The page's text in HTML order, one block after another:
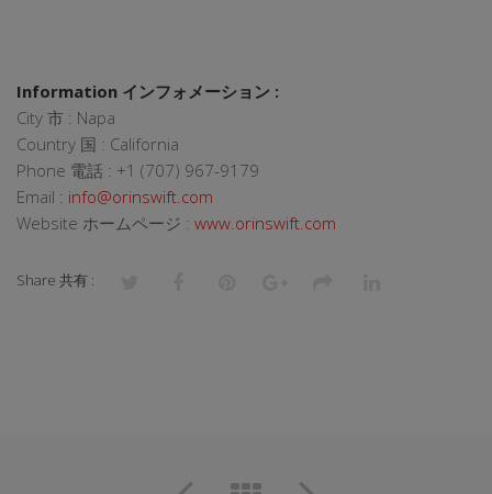
Information インフォメーション :
City 市 : Napa
Country 国 : California
Phone 電話 : +1 (707) 967-9179
Email : info@orinswift.com
Website ホームページ : www.orinswift.com
Share 共有 :